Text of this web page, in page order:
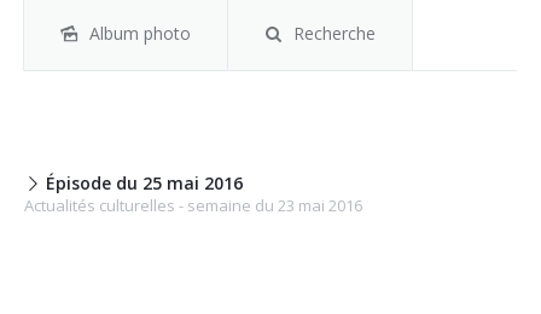
Album photo Recherche
Épisode du 25 mai 2016
Actualités culturelles - semaine du 23 mai 2016